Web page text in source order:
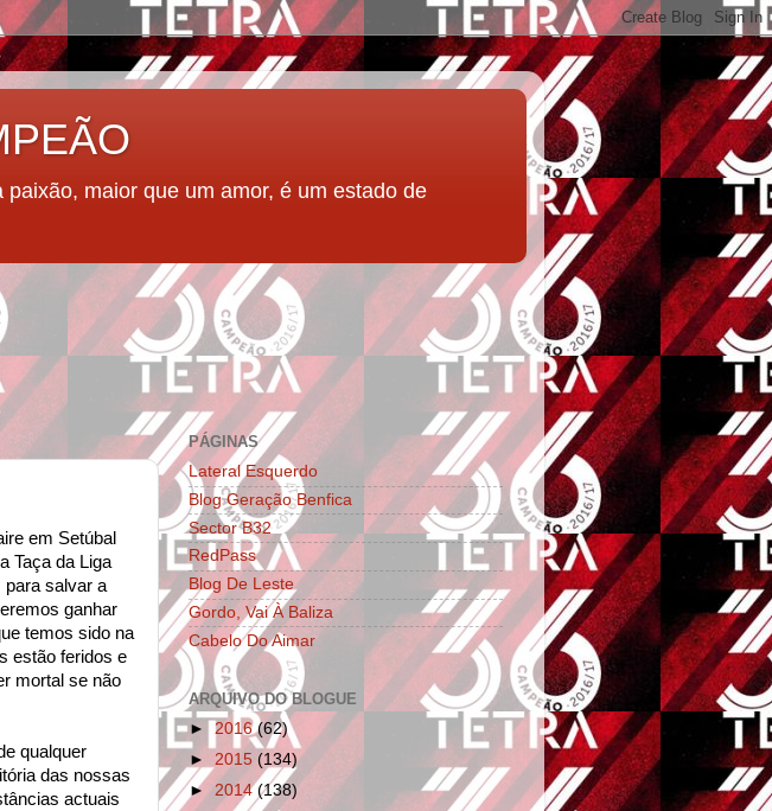
maior que um amor, é um estado de
em Setúbal
Taça da Liga
para salvar a
ganhar
temos sido na
estão feridos e
mortal se não
qualquer
das nossas
actuais
PÁGINAS
Lateral Esquerdo
Blog Geração Benfica
Sector B32
RedPass
Blog De Leste
Gordo, Vai À Baliza
Cabelo Do Aimar
ARQUIVO DO BLOGUE
► 2016(62)
► 2015 (134)
►2014(138)